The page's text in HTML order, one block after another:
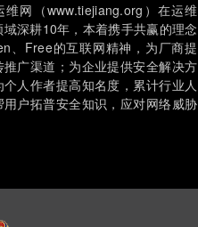
维网（www.tiejiang.org）在运维
域深耕10年，本着携手共赢的理念
、Free的互联网精神，为厂商提
推广渠道；为企业提供安全解决方
个人作者提高知名度，累计行业人
用户拓普安全知识，应对网络威胁